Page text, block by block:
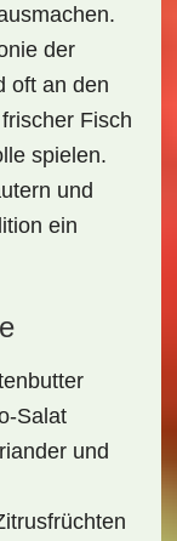
der
oft an den
Fisch
spielen.
und
ein
Salat
und